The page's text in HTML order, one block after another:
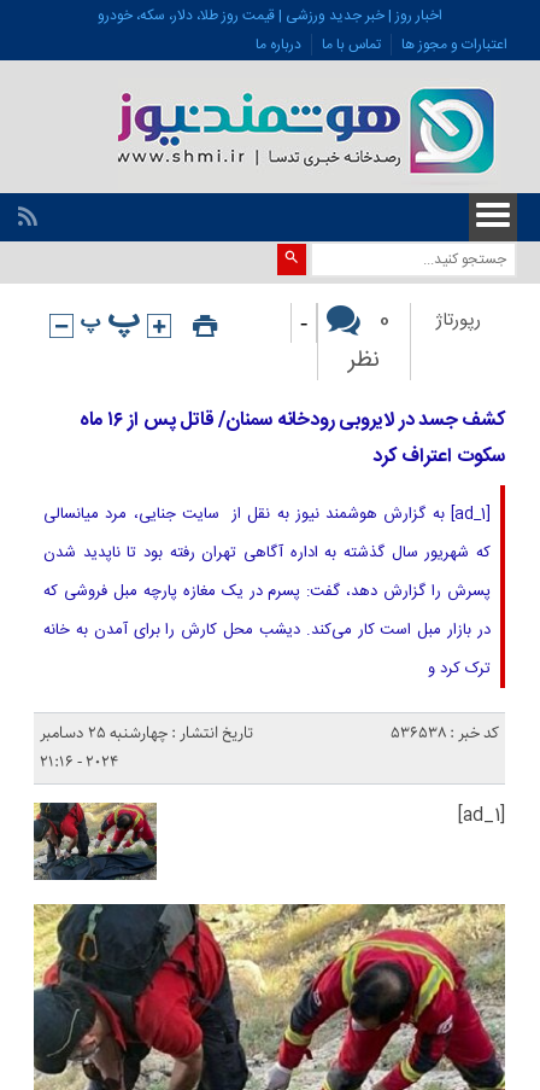
اخبار روز | خبر جدید ورزشی | قیمت روز طلا، دلار، سکه، خودرو
اعتبارات و مجوز ها
تماس با ما درباره ما
رپورتاژ
0
نظر
-
کشف جسد در لایروبی رودخانه سمنان/ قاتل پس از ۱۶ ماه
سکوت اعتراف کرد
[ad_1] به گزارش هوشمند نیوز به نقل از سایت جنایی، مرد میانسالی
که شهریور سال گذشته به اداره آگاهی تهران رفته بود تا ناپدید شدن
پسرش را گزارش دهد، گفت: پسرم در یک مغازه پارچه مبل فروشی که
در بازار مبل است کار می‌کند. دیشب محل کارش را برای آمدن به خانه
ترک کرد و
کد خبر : 536538
تاریخ انتشار : چهارشنبه 25 دسامبر
2024 - 21:16
[ad_1]